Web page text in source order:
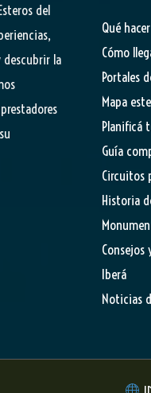
del
la
Qué
Cómo
Portales
Mapa
Planificá
Guía
Circuitos
Historia
Consejos
Iberá
Noticias